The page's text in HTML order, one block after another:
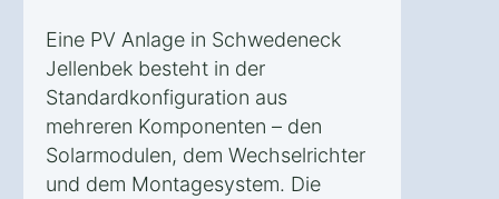
Eine PV Anlage in Schwedeneck
Jellenbek besteht in der
Standardkonfiguration aus
mehreren Komponenten – den
Solarmodulen, dem Wechselrichter
und dem Montagesystem. Die